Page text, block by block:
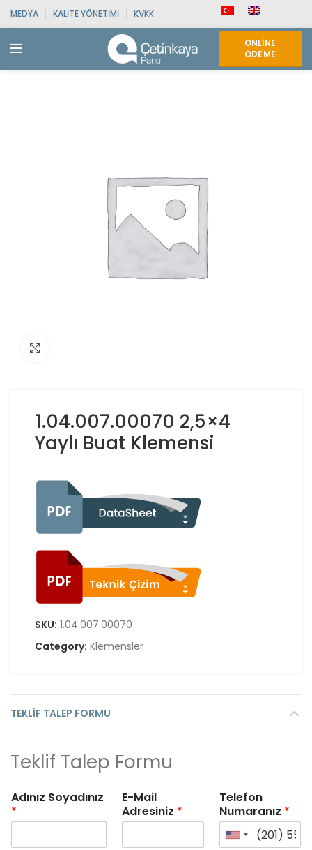
MEDYA KALITE YÖNETIMI KVKK
ONLINE
ÖDEME
1.04.007.00070 2,5×4
Yaylı Buat Klemensi
SKU: 1.04.007.00070
Category: Klemensler
TEKLIF TALEP FORMU
Teklif Talep Formu
Adınız Soyadınız
*
E-Mail
Adresiniz *
Telefon
Numaranız *